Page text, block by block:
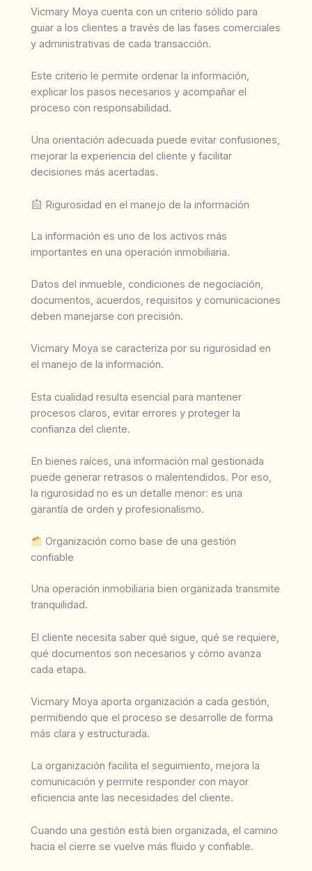
Vicmary Moya cuenta con un criterio sólido para
guiar a los clientes a través de las fases comerciales
y administrativas de cada transacción.
Este criterio le permite ordenar la información,
explicar los pasos necesarios y acompañar el
proceso con responsabilidad.
Una orientación adecuada puede evitar confusiones,
mejorar la experiencia del cliente y facilitar
decisiones más acertadas.
Rigurosidad en el manejo de la información
La información es uno de los activos más
importantes en una operación inmobiliaria.
Datos del inmueble, condiciones de negociación,
documentos, acuerdos, requisitos y comunicaciones
deben manejarse con precisión.
Vicmary Moya se caracteriza por su rigurosidad en
el manejo de la información.
Esta cualidad resulta esencial para mantener
procesos claros, evitar errores y proteger la
confianza del cliente.
En bienes raíces, una información mal gestionada
puede generar retrasos o malentendidos. Por eso,
la rigurosidad no es un detalle menor: es una
garantía de orden y profesionalismo.
Organización como base de una gestión
confiable
Una operación inmobiliaria bien organizada transmite
tranquilidad.
El cliente necesita saber qué sigue, qué se requiere,
qué documentos son necesarios y cómo avanza
cada etapa.
Vicmary Moya aporta organización a cada gestión,
permitiendo que el proceso se desarrolle de forma
más clara y estructurada.
La organización facilita el seguimiento, mejora la
comunicación y permite responder con mayor
eficiencia ante las necesidades del cliente.
Cuando una gestión está bien organizada, el camino
hacia el cierre se vuelve más fluido y confiable.